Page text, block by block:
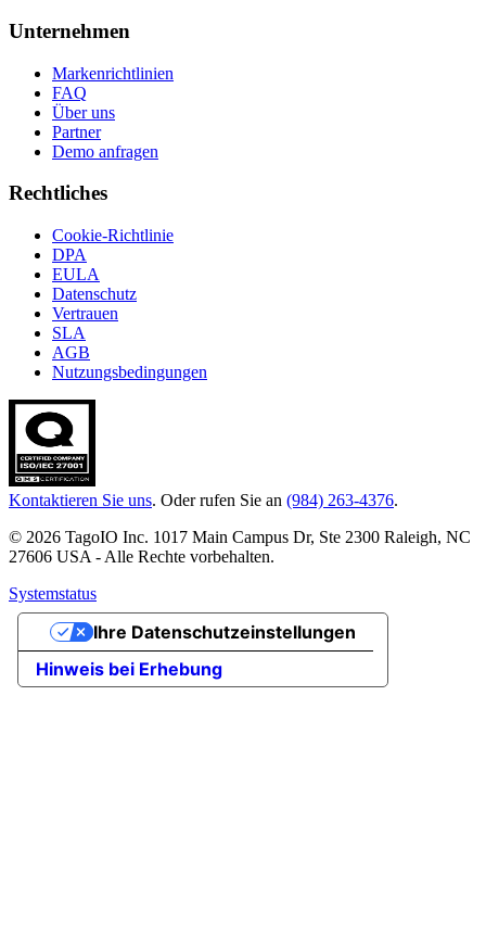
Unternehmen
Markenrichtlinien
FAQ
Über uns
Partner
Demo anfragen
Rechtliches
Cookie-Richtlinie
DPA
EULA
Datenschutz
Vertrauen
SLA
AGB
Nutzungsbedingungen
Kontaktieren Sie uns. Oder rufen Sie an (984) 263-4376.
© 2026 TagoIO Inc. 1017 Main Campus Dr, Ste 2300 Raleigh, NC
27606 USA - Alle Rechte vorbehalten.
Systemstatus
Hinweis bei Erhebung
Ihre Datenschutzeinstellungen